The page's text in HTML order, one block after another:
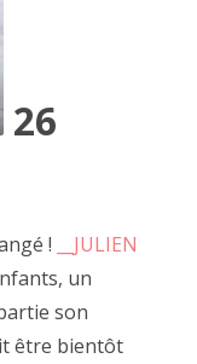
26
!
__JULIEN
un
son
être bientôt